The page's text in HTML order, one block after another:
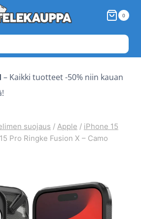
0
– Kaikki tuotteet -50% niin kauan
suojaus / Apple / iPhone 15
Pro Ringke Fusion X – Camo